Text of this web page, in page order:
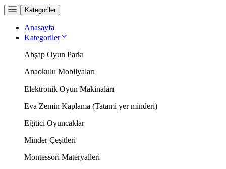
Kategoriler
Anasayfa
Kategoriler
Ahşap Oyun Parkı
Anaokulu Mobilyaları
Elektronik Oyun Makinaları
Eva Zemin Kaplama (Tatami yer minderi)
Eğitici Oyuncaklar
Minder Çeşitleri
Montessori Materyalleri